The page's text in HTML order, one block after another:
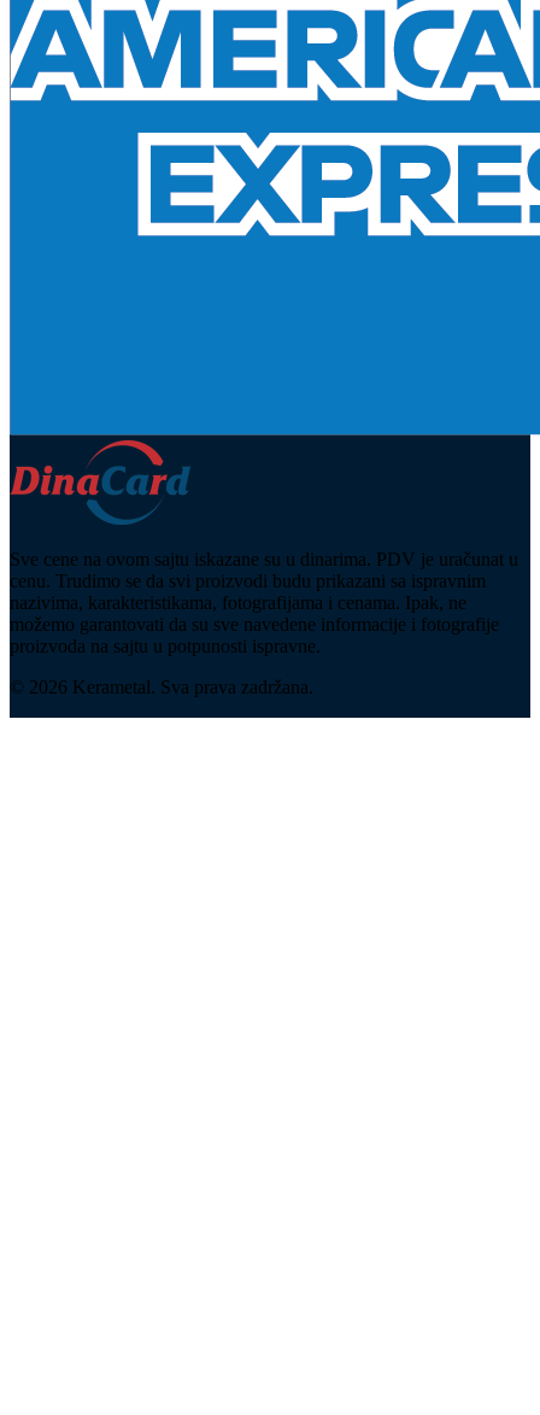
Sve cene na ovom sajtu iskazane su u dinarima. PDV je uračunat u
cenu. Trudimo se da svi proizvodi budu prikazani sa ispravnim
nazivima, karakteristikama, fotografijama i cenama. Ipak, ne
možemo garantovati da su sve navedene informacije i fotografije
proizvoda na sajtu u potpunosti ispravne.
© 2026 Kerametal. Sva prava zadržana.